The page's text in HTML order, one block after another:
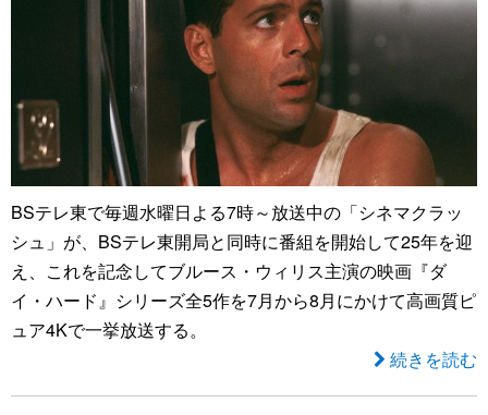
BSテレ東で毎週水曜日よる7時～放送中の「シネマクラッ
シュ」が、BSテレ東開局と同時に番組を開始して25年を迎
え、これを記念してブルース・ウィリス主演の映画『ダ
イ・ハード』シリーズ全5作を7月から8月にかけて高画質ピ
ュア4Kで一挙放送する。
続きを読む